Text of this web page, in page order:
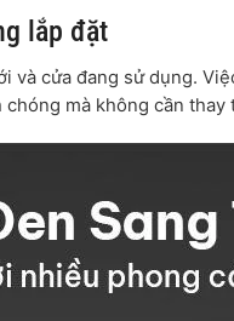
lắp đặt
và cửa đang sử dụng.
mà không cần thay